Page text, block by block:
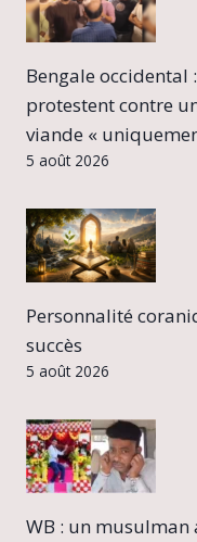
Bengale occidental
protestent contre
viande «
5 août 2026
Personnalité
succès
5 août 2026
WB : un